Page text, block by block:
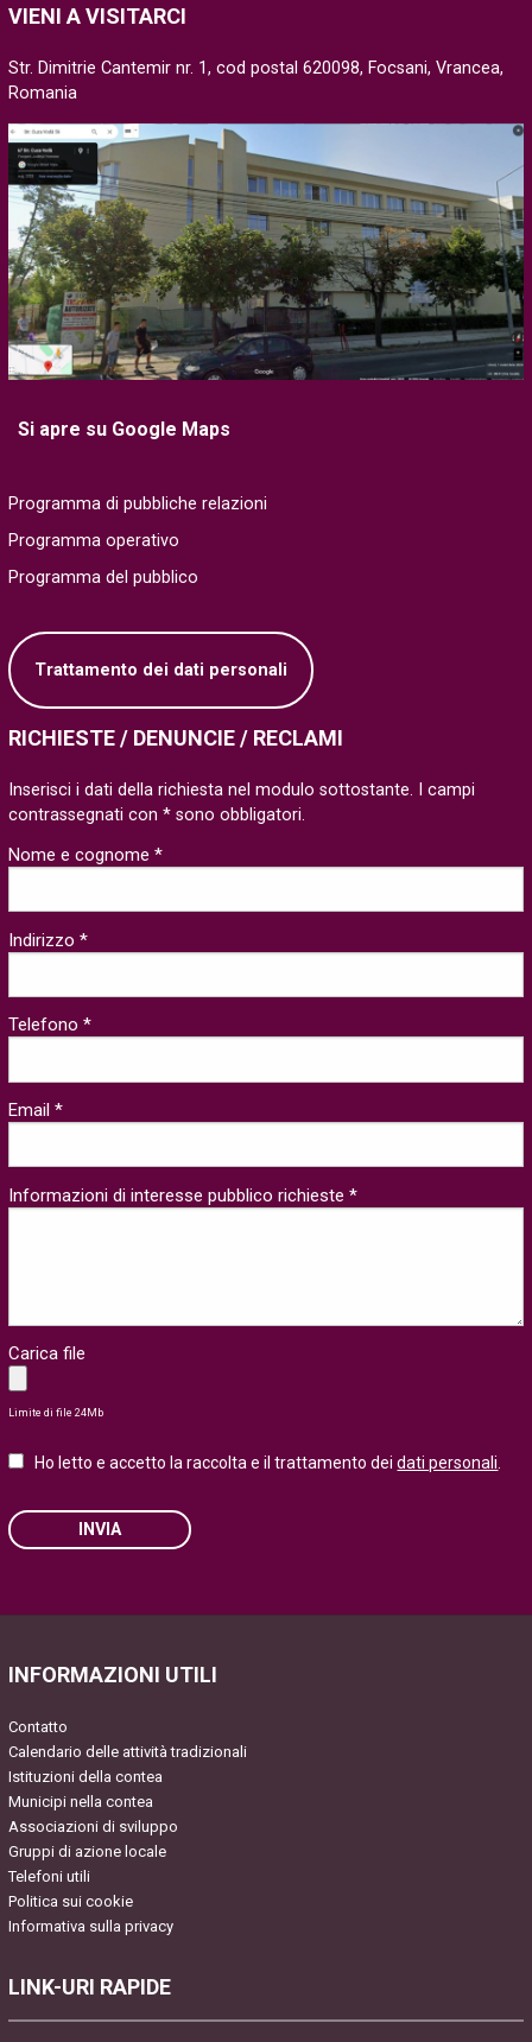
VIENI A VISITARCI
Str. Dimitrie Cantemir nr. 1, cod postal 620098, Focsani, Vrancea,
Romania
Si apre su Google Maps
Programma di pubbliche relazioni
Programma operativo
Programma del pubblico
Trattamento dei dati personali
RICHIESTE / DENUNCIE / RECLAMI
Inserisci i dati della richiesta nel modulo sottostante. I campi
contrassegnati con * sono obbligatori.
Nome e cognome *
Indirizzo *
Telefono *
Email *
Informazioni di interesse pubblico richieste *
Carica file
Limite di file 24Mb
Ho letto e accetto la raccolta e il trattamento deidati personali.
INVIA
INFORMAZIONI UTILI
Contatto
Calendario delle attività tradizionali
Istituzioni della contea
Municipi nella contea
Associazioni di sviluppo
Gruppi di azione locale
Telefoni utili
Politica sui cookie
Informativa sulla privacy
LINK-URI RAPIDE